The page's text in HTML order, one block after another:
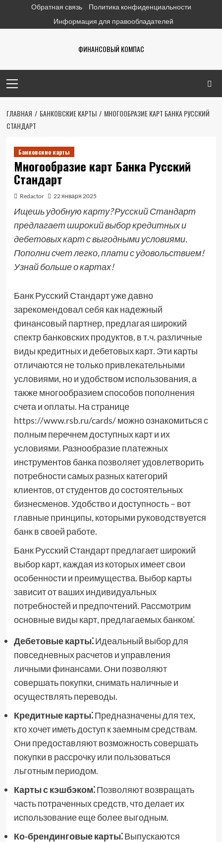
содержимому
Обратная связь
Политика конфиденциальности
Информация для правообладателей
ФИНАНСОВЫЙ КОМПАС
меню
ГЛАВНАЯ БАНКОВСКИЕ КАРТЫ
МНОГООБРАЗИЕ КАРТ БАНКА РУССКИЙ
СТАНДАРТ
Банковские карты
Многообразие карт Банка Русский
Стандарт
Redactor 22 января 2025
Ищешь удобную карту? Русский Стандарт
предлагает широкий выбор кредитных и
дебетовых карт с выгодными условиями.
Пополни счет легко, плати с удовольствием!
Узнай больше о картах!
Банк Русский Стандарт уже давно
зарекомендовал себя как надежный
финансовый партнер, предлагая широкий
спектр банковских продуктов, в т.ч. различные
виды кредитных и дебетовых карт. Эти карты
отличаются не только привлекательными
условиями, но и удобством использования, а
также многообразием способов пополнения
счета и оплаты. На странице
https://www.rsb.ru/cards/ можно ознакомиться с
полным перечнем доступных карт и их
условиями. Разнообразие платежных
инструментов банка позволяет удовлетворить
потребности самых разных категорий
клиентов, от студентов до состоятельных
бизнесменов. Удобство и доступность – вот
главные принципы, которыми руководствуется
банк в своей работе.
Банк Русский Стандарт предлагает широкий
выбор карт, каждая из которых имеет свои
особенности и преимущества. Выбор карты
зависит от ваших индивидуальных
потребностей и предпочтений. Рассмотрим
основные виды карт, предлагаемых банком⁚
Дебетовые карты⁚Идеальный выбор для
повседневных расчетов и управления
личными финансами. Они позволяют
совершать покупки, снимать наличные и
осуществлять переводы.
Кредитные карты⁚Предназначены для тех,
кто хочет иметь доступ к заемным средствам.
Они предоставляют возможность совершать
покупки в рассрочку или пользоваться
льготным периодом.
Карты с кэшбэком⁚Позволяют возвращать
часть потраченных средств, что делает их
использование еще более выгодным.
Ко-брендинговые карты⁚Выпускаются